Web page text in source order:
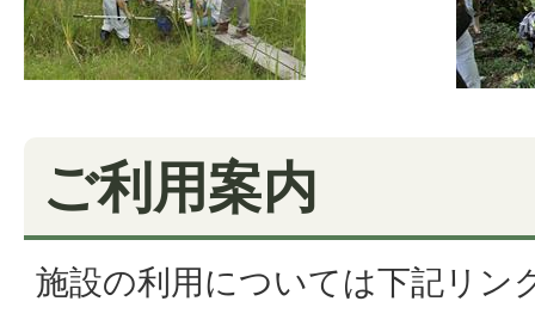
ご利用案内
施設の利用については下記リン